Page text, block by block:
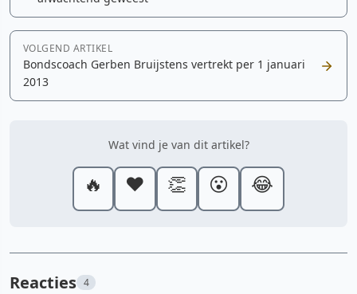
VOLGEND ARTIKEL
Bondscoach Gerben Bruijstens vertrekt per 1 januari
2013
Wat vind je van dit artikel?
🔥 ❤️ 👏 😮 😂
Reacties 4